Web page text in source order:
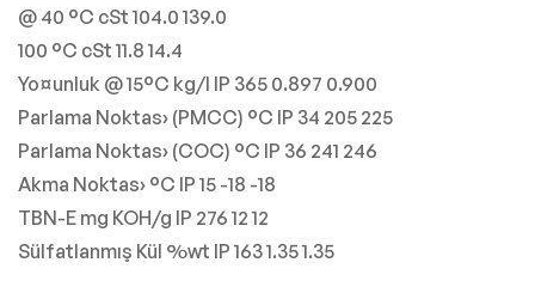
@ 40 °C cSt 104.0 139.0
100 °C cSt 11.8 14.4
Yo¤unluk @ 15°C kg/l IP 365 0.897 0.900
Parlama Noktas› (PMCC) °C IP 34 205 225
Parlama Noktas› (COC) °C IP 36 241 246
Akma Noktas› °C IP 15 -18 -18
TBN-E mg KOH/g IP 276 12 12
Sülfatlanmış Kül %wt IP 163 1.35 1.35